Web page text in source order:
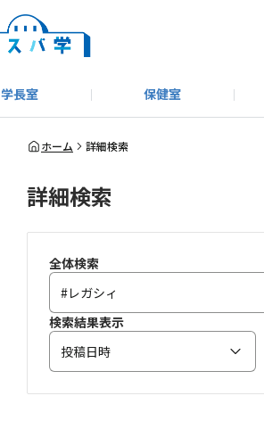
学長室 保健室
キャンプ＆アウトドア部
モータースポーツ部
＃洗車同好会
その他
教えてコーナー
はじめましての方へ
SUBARUオフィシャルWebサイト
ホーム 詳細検索
詳細検索
全体検索
検索結果表示
投稿日時